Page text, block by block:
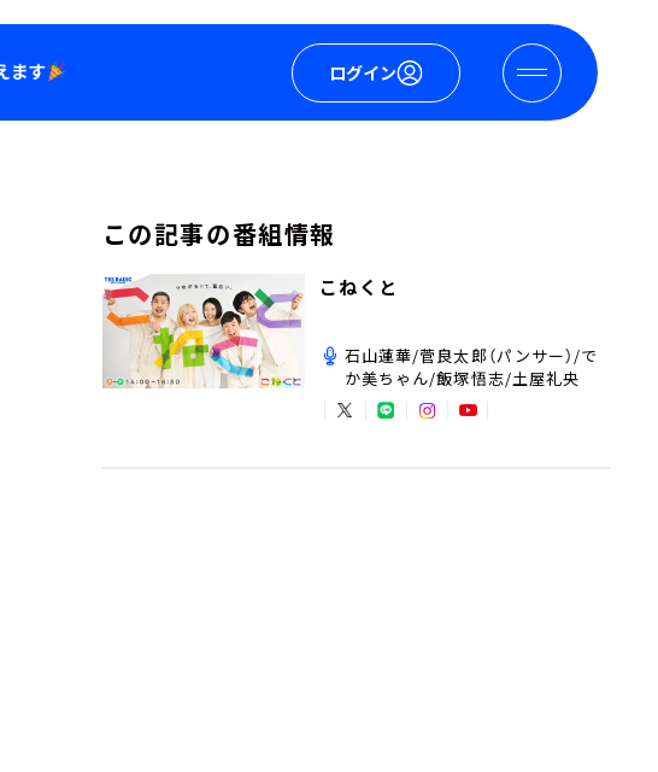
ログイン
この記事の番組情報
こねくと
石山蓮華/菅良太郎（パンサー）/で
か美ちゃん/飯塚悟志/土屋礼央